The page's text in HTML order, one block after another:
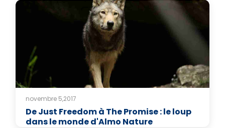
novembre 5,2017
De Just Freedom à The Promise : le loup
dans le monde d'Almo Nature